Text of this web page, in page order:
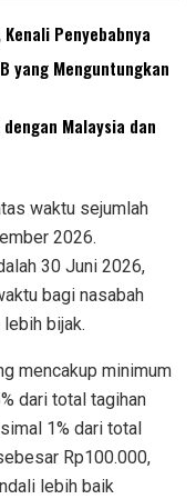
Penyebabnya
yang Menguntungkan
Malaysia dan
waktu sejumlah
2026.
30 Juni 2026,
bagi nasabah
bijak.
mencakup minimum
dari total tagihan
1% dari total
Rp100.000,
lebih baik